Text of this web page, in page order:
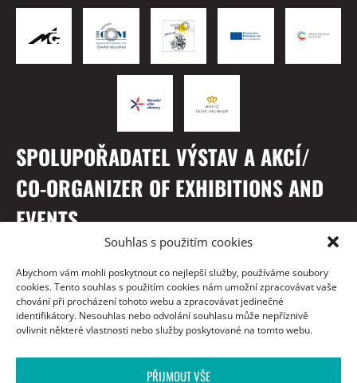
Souhlas s použitím cookies
Abychom vám mohli poskytnout co nejlepší služby, používáme soubory
cookies. Tento souhlas s použitím cookies nám umožní zpracovávat vaše
chování při procházení tohoto webu a zpracovávat jedinečné
identifikátory. Nesouhlas nebo odvolání souhlasu může nepříznivě
ovlivnit některé vlastnosti nebo služby poskytované na tomto webu.
PŘIJMOUT VŠE
SPOLUPOŘADATEL VÝSTAV A AKCÍ/
CO-ORGANIZER OF EXHIBITIONS AND
EVENTS